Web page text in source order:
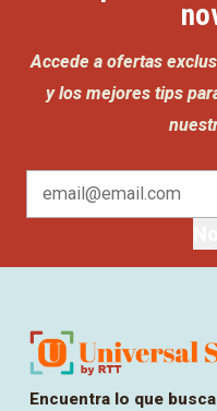
Accede a ofertas
y los mejores tips
Encuentra lo que